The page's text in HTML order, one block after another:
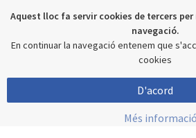
Aquest lloc fa servir cookies de tercers
navegació.
En continuar la navegació entenem que
cookies
D'acord
Més informació